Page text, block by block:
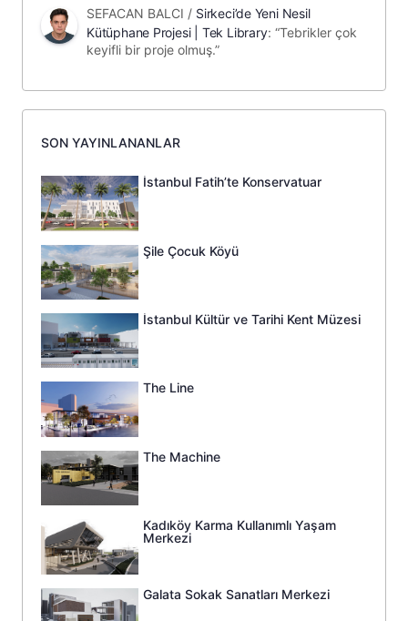
SEFACAN BALCI / Sirkeci’de Yeni Nesil
Kütüphane Projesi | Tek Library: “Tebrikler çok
keyifli bir proje olmuş.”
SON YAYINLANANLAR
İstanbul Fatih’te Konservatuar
Şile Çocuk Köyü
İstanbul Kültür ve Tarihi Kent Müzesi
The Line
The Machine
Kadıköy Karma Kullanımlı Yaşam
Merkezi
Galata Sokak Sanatları Merkezi